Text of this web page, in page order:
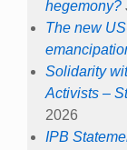
hegemony?
The new
Solidarity
Activists –
2026
IPB